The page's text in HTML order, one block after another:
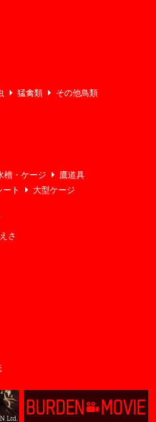
猛禽類
その他鳥類
槽・ケージ
鷹道具
ト
大型ケージ
さ